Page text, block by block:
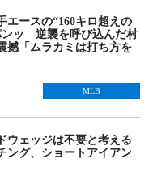
エースの“160キロ超えの
ンッ 逆襲を呼び込んだ村
撼「ムラカミは打ち方を
MLB
ウェッジは不要と考える
ング、ショートアイアン